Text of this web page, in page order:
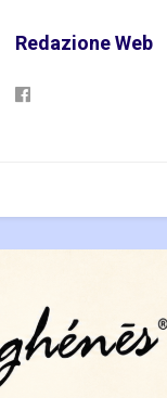
Redazione Web